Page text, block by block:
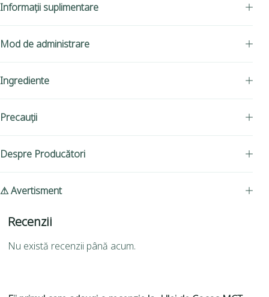
Informații suplimentare
Mod de administrare
Ingrediente
Precauții
Despre Producători
⚠ Avertisment
Recenzii
Nu există recenzii până acum.